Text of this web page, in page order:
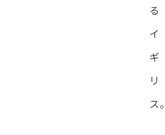
る
イ
ギ
リ
ス。